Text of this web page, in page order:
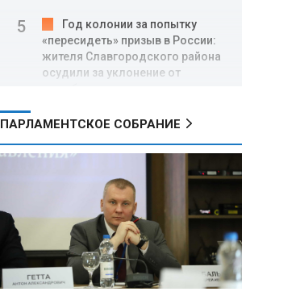
Год колонии за попытку
«пересидеть» призыв в России:
жителя Славгородского района
осудили за уклонение от
В Свердловской области
производителя дронов «Упырь»
Российские пловцы
выиграли все золотые медали
первого дня Кубка мира по
зимнему плаванию
Александр Новак:
Независимые АЗС начнут
ПАРЛАМЕНТСКОЕ СОБРАНИЕ